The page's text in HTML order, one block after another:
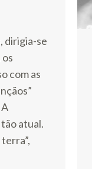
dirigia-se
com as
atual.